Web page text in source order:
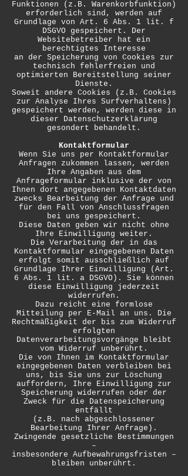
Funktionen (z.B. Warenkorbfunktion)
erforderlich sind, werden auf
Grundlage von Art. 6 Abs. 1 lit. f
DSGVO gespeichert. Der
Websitebetreiber hat ein
berechtigtes Interesse
an der Speicherung von Cookies zur
technisch fehlerfreien und
optimierten Bereitstellung seiner
Dienste.
Soweit andere Cookies (z.B. Cookies
zur Analyse Ihres Surfverhaltens)
gespeichert werden, werden diese in
dieser Datenschutzerklärung
gesondert behandelt.
Kontaktformular
Wenn Sie uns per Kontaktformular
Anfragen zukommen lassen, werden
Ihre Angaben aus dem
Anfrageformular inklusive der von
Ihnen dort angegebenen Kontaktdaten
zwecks Bearbeitung der Anfrage und
für den Fall von Anschlussfragen
bei uns gespeichert.
Diese Daten geben wir nicht ohne
Ihre Einwilligung weiter.
Die Verarbeitung der in das
Kontaktformular eingegebenen Daten
erfolgt somit ausschließlich auf
Grundlage Ihrer Einwilligung (Art.
6 Abs. 1 lit. a DSGVO). Sie können
diese Einwilligung jederzeit
widerrufen.
Dazu reicht eine formlose
Mitteilung per E-Mail an uns. Die
Rechtmäßigkeit der bis zum Widerruf
erfolgten
Datenverarbeitungsvorgänge bleibt
vom Widerruf unberührt.
Die von Ihnen im Kontaktformular
eingegebenen Daten verbleiben bei
uns, bis Sie uns zur Löschung
auffordern, Ihre Einwilligung zur
Speicherung widerrufen oder der
Zweck für die Datenspeicherung
entfällt
(z.B. nach abgeschlossener
Bearbeitung Ihrer Anfrage).
Zwingende gesetzliche Bestimmungen
–
insbesondere Aufbewahrungsfristen –
bleiben unberührt.